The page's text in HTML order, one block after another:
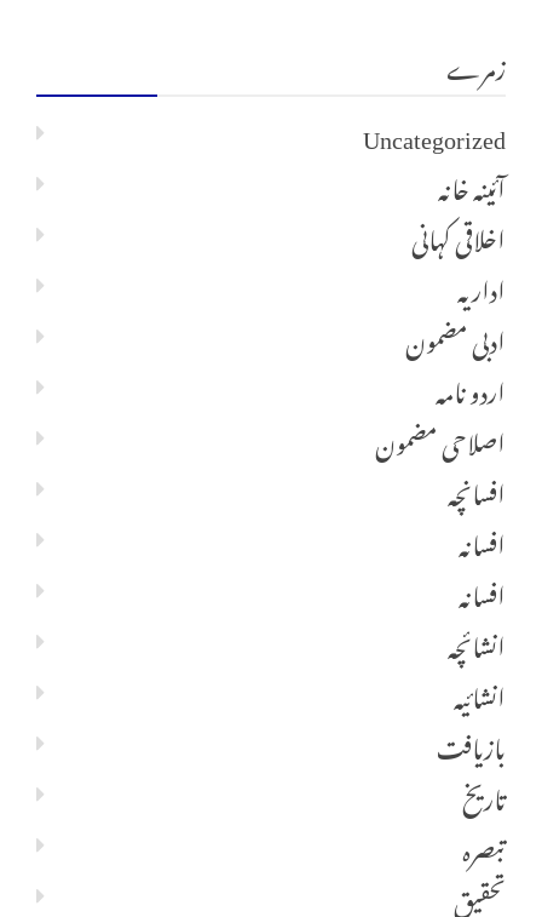
زمرے
Uncategorized
آئینہ خانہ
اخلاقی کہانی
اداریہ
ادبی مضمون
اردو نامہ
اصلاحی مضمون
افسانچہ
افسانہ
افسانہ
انشائچہ
انشائیہ
بازیافت
تاریخ
تبصرہ
تحقیق